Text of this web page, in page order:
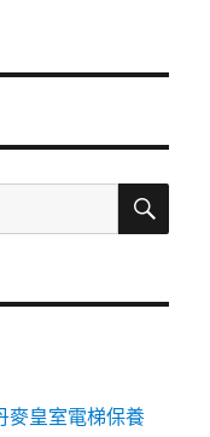
搜
麥皇室電梯保養